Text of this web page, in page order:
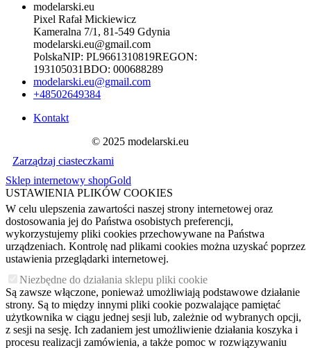
modelarski.eu
Pixel Rafał Mickiewicz
Kameralna 7/1, 81-549 Gdynia
modelarski.eu@gmail.com
PolskaNIP: PL9661310819REGON:
193105031BDO: 000688289
modelarski.eu@gmail.com
+48502649384
Kontakt
© 2025 modelarski.eu
Zarządzaj ciasteczkami
Sklep internetowy shopGold
USTAWIENIA PLIKÓW COOKIES
W celu ulepszenia zawartości naszej strony internetowej oraz
dostosowania jej do Państwa osobistych preferencji,
wykorzystujemy pliki cookies przechowywane na Państwa
urządzeniach. Kontrolę nad plikami cookies można uzyskać poprzez
ustawienia przeglądarki internetowej.
Niezbędne do działania sklepu pliki cookie
Są zawsze włączone, ponieważ umożliwiają podstawowe działanie
strony. Są to między innymi pliki cookie pozwalające pamiętać
użytkownika w ciągu jednej sesji lub, zależnie od wybranych opcji,
z sesji na sesję. Ich zadaniem jest umożliwienie działania koszyka i
procesu realizacji zamówienia, a także pomoc w rozwiązywaniu